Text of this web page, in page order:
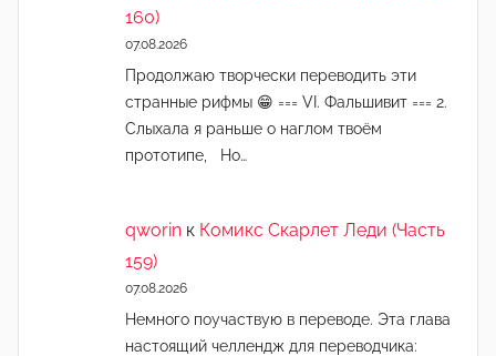
160)
07.08.2026
Продолжаю творчески переводить эти
странные рифмы 😁 === VI. Фальшивит === 2.
Слыхала я раньше о наглом твоём
прототипе, Но…
qworin к Комикс Скарлет Леди (Часть
159)
07.08.2026
Немного поучаствую в переводе. Эта глава
настоящий челлендж для переводчика: